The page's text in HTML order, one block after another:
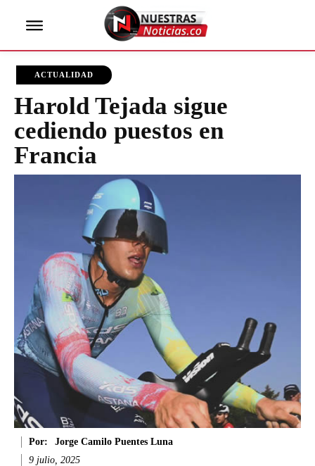
ACTUALIDAD
Harold Tejada sigue
cediendo puestos en
Francia
Por:
Jorge Camilo Puentes Luna
9 julio, 2025